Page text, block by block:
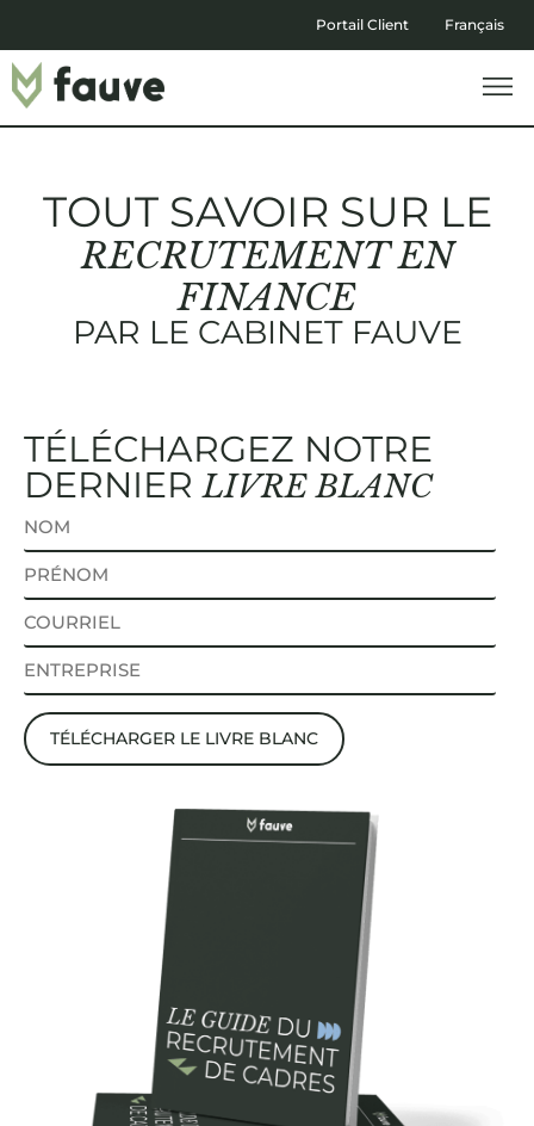
Portail Client Français
TOUT SAVOIR SUR LE
RECRUTEMENT EN
FINANCE
PAR LE CABINET FAUVE
TÉLÉCHARGEZ NOTRE
DERNIERLIVRE BLANC